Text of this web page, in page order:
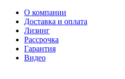
О компании
Доставка и оплата
Лизинг
Рассрочка
Гарантия
Видео